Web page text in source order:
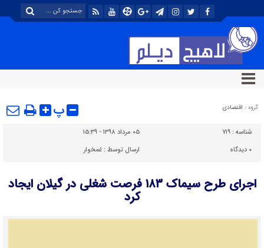
گروه : اقتصادی پ
شناسه : ۷۱۹
۰۵ مرداد ۱۳۹۸ - ۱۵:۳۹
۰ دیدگاه ارسال توسط :غمخوار
اجرای طرح سیماک ۱۸۳ فرصت شغلی در گیلان ایجاد
کرد